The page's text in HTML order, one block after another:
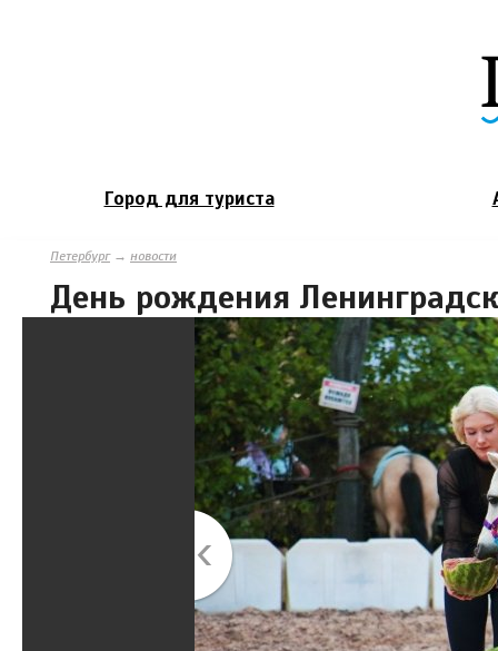
Город для туриста
Петербург→ новости
День рождения